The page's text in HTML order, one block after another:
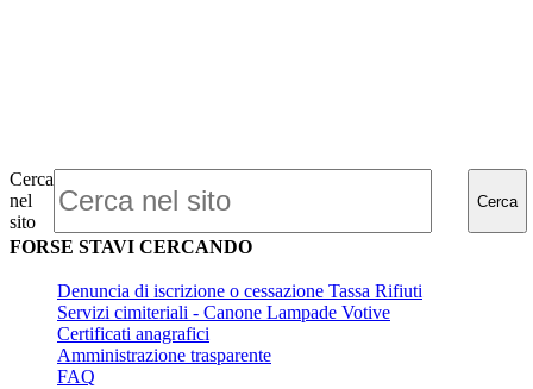
Cerca
nel
sito
Cerca
FORSE STAVI CERCANDO
Denuncia di iscrizione o cessazione Tassa Rifiuti
Servizi cimiteriali - Canone Lampade Votive
Certificati anagrafici
Amministrazione trasparente
FAQ